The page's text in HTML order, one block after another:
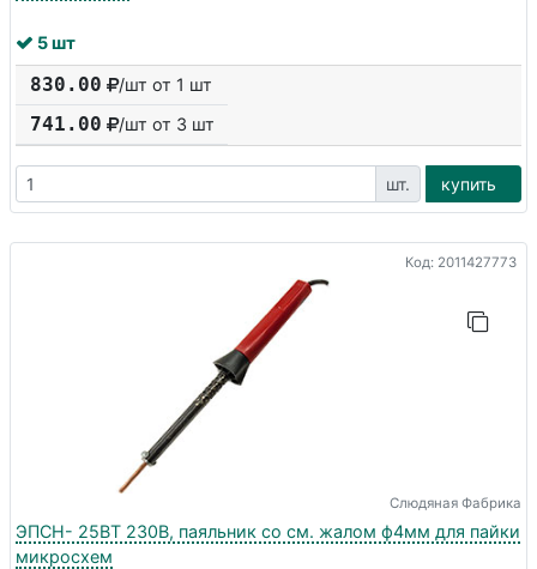
5 шт
830.00 /шт от 1 шт
741.00 /шт от 3 шт
шт. купить
Код: 2011427773
Слюдяная Фабрика
ЭПСН- 25ВТ 230В, паяльник со см. жалом ф4мм для пайки
микросхем